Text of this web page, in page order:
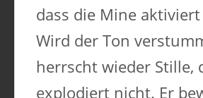
dass die Mine
Wird der Ton
herrscht wieder Stille,
explodiert nicht. Er